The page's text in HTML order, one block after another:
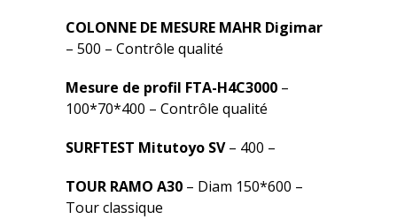
COLONNE DE MESURE MAHR Digimar
– 500 – Contrôle qualité
Mesure de profil FTA-H4C3000 –
100*70*400 – Contrôle qualité
SURFTEST Mitutoyo SV– 400 –
TOUR RAMO A30 – Diam 150*600 –
Tour classique